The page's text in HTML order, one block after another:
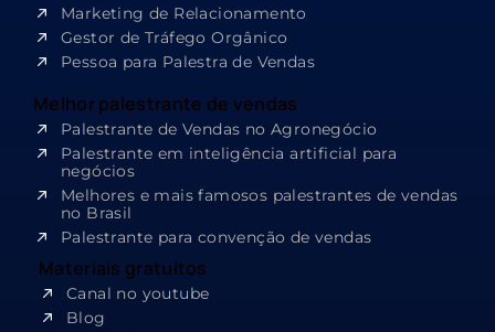
Marketing de Relacionamento
Gestor de Tráfego Orgânico
Pessoa para Palestra de Vendas
Melhor palestrante de vendas
Palestrante de Vendas no Agronegócio
Palestrante em inteligência artificial para
negócios
Melhores e mais famosos palestrantes de vendas
no Brasil
Palestrante para convenção de vendas
Materiais gratuitos
Canal no youtube
Blog